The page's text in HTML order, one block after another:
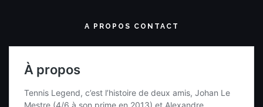
A PROPOS CONTACT